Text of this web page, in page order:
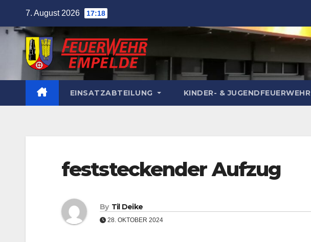
content
7. August 2026 17:18
EINSATZABTEILUNG KINDER- & JUGENDFEUERWEHR
feststeckender Aufzug
By Til Deike
28. OKTOBER 2024